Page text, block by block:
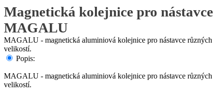
Magnetická kolejnice pro nástavce
MAGALU
MAGALU - magnetická aluminiová kolejnice pro nástavce různých
velikostí.
Popis:
MAGALU - magnetická aluminiová kolejnice pro nástavce různých
velikostí.